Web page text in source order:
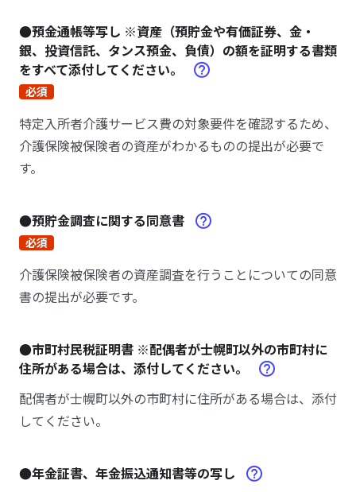
●預金通帳等写し ※資産（預貯金や有価証券、金・
銀、投資信託、タンス預金、負債）の額を証明する書類
をすべて添付してください。
必須
特定入所者介護サービス費の対象要件を確認するため、
介護保険被保険者の資産がわかるものの提出が必要で
す。
●預貯金調査に関する同意書
必須
介護保険被保険者の資産調査を行うことについての同意
書の提出が必要です。
●市町村民税証明書 ※配偶者が士幌町以外の市町村に
住所がある場合は、添付してください。
配偶者が士幌町以外の市町村に住所がある場合は、添付
してください。
●年金証書、年金振込通知書等の写し